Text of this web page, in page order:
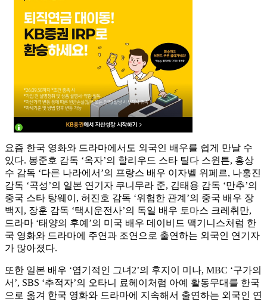
요즘 한국 영화와 드라마에서도 외국인 배우를 쉽게 만날 수
있다. 봉준호 감독 ‘옥자’의 할리우드 스타 틸다 스윈튼, 홍상
수 감독 ‘다른 나라에서’의 프랑스 배우 이자벨 위페르, 나홍진
감독 ‘곡성’의 일본 연기자 쿠니무라 준, 김태용 감독 ‘만추’의
중국 스타 탕웨이, 허진호 감독 ‘위험한 관계’의 중국 배우 장
백지, 장훈 감독 ‘택시운전사’의 독일 배우 토마스 크레취만,
드라마 ‘태양의 후예’의 미국 배우 데이비드 맥기니스처럼 한
국 영화와 드라마에 주연과 조연으로 출연하는 외국인 연기자
가 많아졌다.
또한 일본 배우 ‘엽기적인 그녀2’의 후지이 미나, MBC ‘구가의
서’, SBS ‘추적자’의 오타니 료헤이처럼 아예 활동무대를 한국
으로 옮겨 한국 영화와 드라마에 지속해서 출연하는 외국인 연